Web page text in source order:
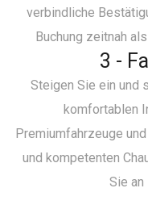
verbindliche
Buchung zeitnah
3 -
Steigen Sie ein und
komfortablen
Premiumfahrzeuge
und kompetenten
Sie